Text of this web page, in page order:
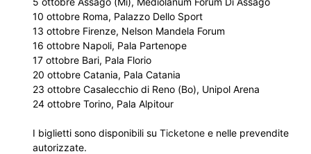
10 ottobre Roma, Palazzo Dello Sport
13 ottobre Firenze, Nelson Mandela Forum
16 ottobre Napoli, Pala Partenope
17 ottobre Bari, Pala Florio
20 ottobre Catania, Pala Catania
23 ottobre Casalecchio di Reno (Bo), Unipol Arena
24 ottobre Torino, Pala Alpitour
I biglietti sono disponibili su Ticketone e nelle prevendite
autorizzate.